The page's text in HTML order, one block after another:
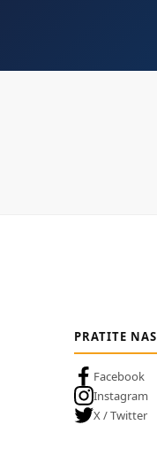
PRATITE NAS
Facebook
Instagram
X / Twitter